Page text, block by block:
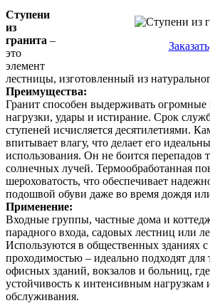
Заказать
Ступени
из
гранита –
это
элемент
лестницы, изготовленный из
Преимущества:
Гранит способен выдерживать огромные
нагрузки, удары и истирание. Срок
ступеней исчисляется десятилетиями.
впитывает влагу, что делает его
использования. Он не боится перепадов
солнечных лучей. Термообработанная
шероховатость, что обеспечивает
подошвой обуви даже во время дождя
Применение:
Входные группы, частные дома и
парадного входа, садовых лестниц или
Используются в общественных зданиях
проходимостью – идеально подходят для
офисных зданий, вокзалов и больниц,
устойчивость к интенсивным нагрузкам
обслуживания.